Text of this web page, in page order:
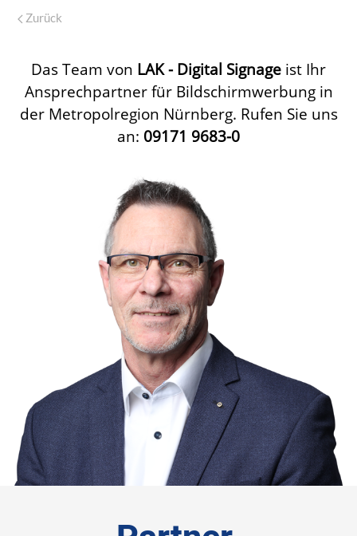
Zurück
Das Team von LAK - Digital Signage ist Ihr
Ansprechpartner für Bildschirmwerbung in
der Metropolregion Nürnberg. Rufen Sie uns
an: 09171 9683-0